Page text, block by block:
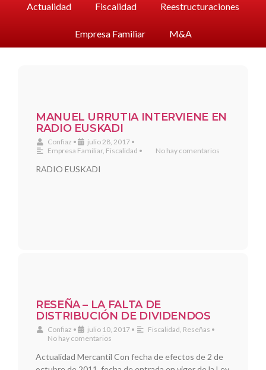
Actualidad Fiscalidad Reestructuraciones
Empresa Familiar M&A
MANUEL URRUTIA INTERVIENE EN
RADIO EUSKADI
Confiaz • julio 28, 2017 •
Empresa Familiar, Fiscalidad • No hay comentarios
RADIO EUSKADI
RESEÑA – LA FALTA DE
DISTRIBUCIÓN DE DIVIDENDOS
Confiaz • julio 10, 2017 • Fiscalidad, Reseñas •
No hay comentarios
Actualidad Mercantil Con fecha de efectos de 2 de